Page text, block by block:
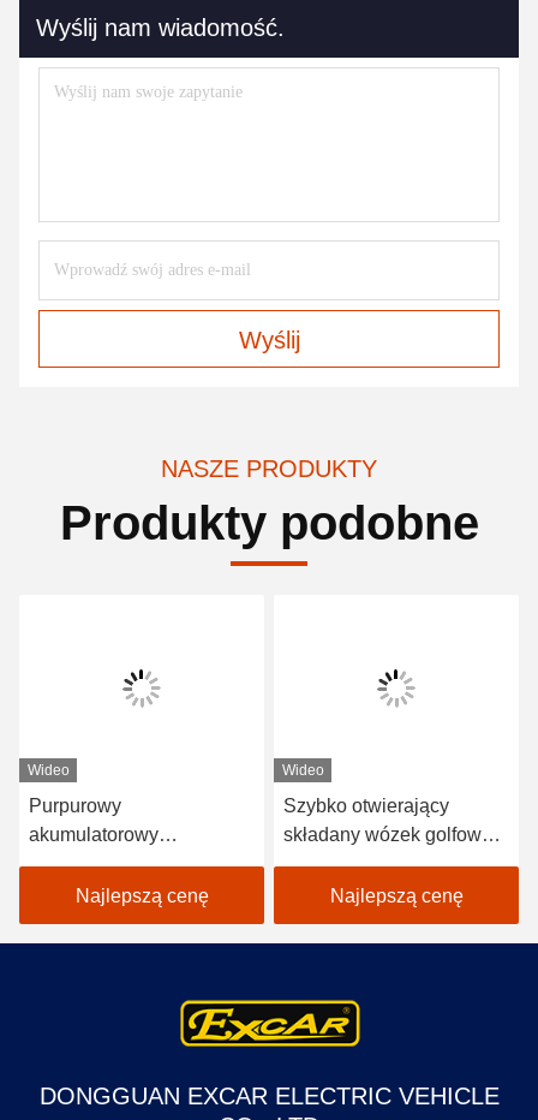
Wyślij nam wiadomość.
Wyślij
NASZE PRODUKTY
Produkty podobne
Wideo
Purpurowy
akumulatorowy
elektryczny samochód
golfowy 48V Mini Club 4
osobowy samochód
Najlepszą cenę
Wideo
Szybko otwierający
składany wózek golfowy 2
siedzenia + 2 tylne
siedzenieNajlepszą cenę
DONGGUAN EXCAR ELECTRIC VEHICLE